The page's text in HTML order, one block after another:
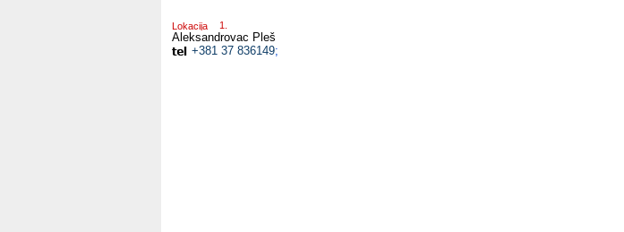
Lokacija
Aleksandrovac Pleš
+381 37 836149;